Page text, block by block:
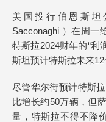
美国投行伯恩斯坦
Sacconaghi ）在周一
特斯拉2024财年的“利
斯坦预计特斯拉未来12
尽管华尔街预计特斯
比增长约50万辆，但
量，特斯拉不得不降